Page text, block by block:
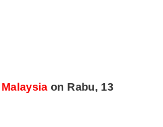
on Rabu, 13